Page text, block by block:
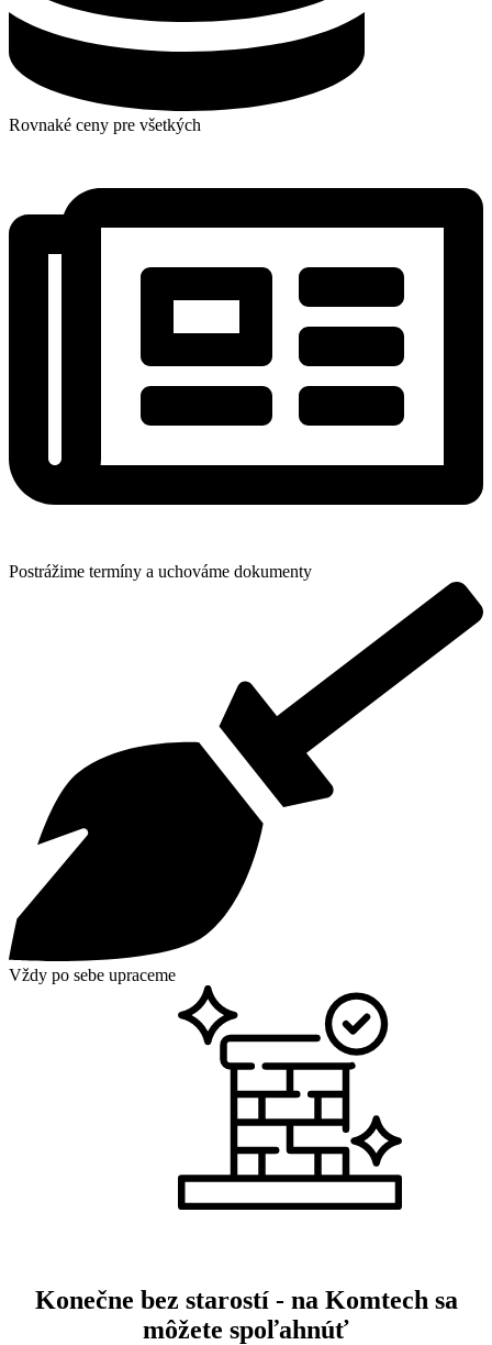
Rovnaké ceny pre všetkých
Postrážime termíny a uchováme dokumenty
Vždy po sebe upraceme
Konečne bez starostí - na Komtech sa
môžete spoľahnúť